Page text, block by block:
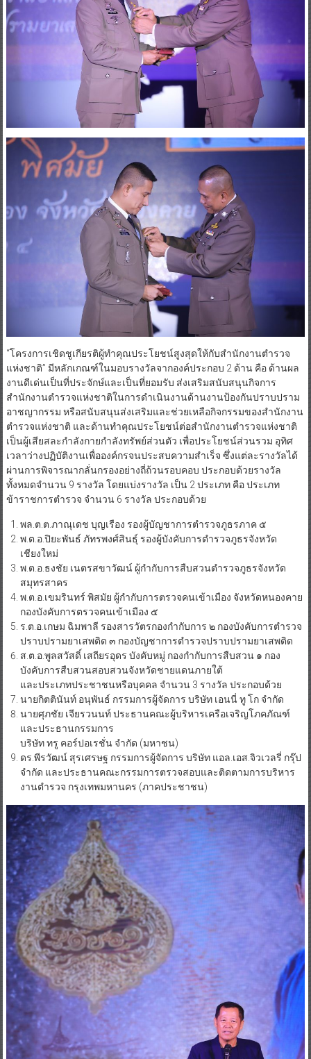
“โครงการเชิดชูเกียรติผู้ทำคุณประโยชน์สูงสุดให้กับสำนักงานตำรวจ
แห่งชาติ” มีหลักเกณฑ์ในมอบรางวัลจากองค์ประกอบ 2 ด้าน คือ ด้านผล
งานดีเด่นเป็นที่ประจักษ์และเป็นที่ยอมรับ ส่งเสริมสนับสนุนกิจการ
สำนักงานตำรวจแห่งชาติในการดำเนินงานด้านงานป้องกันปราบปราม
อาชญากรรม หรือสนับสนุนส่งเสริมและช่วยเหลือกิจกรรมของสำนักงาน
ตำรวจแห่งชาติ และด้านทำคุณประโยชน์ต่อสำนักงานตำรวจแห่งชาติ
เป็นผู้เสียสละกำลังกายกำลังทรัพย์ส่วนตัว เพื่อประโยชน์ส่วนรวม อุทิศ
เวลาว่างปฏิบัติงานเพื่อองค์กรจนประสบความสำเร็จ ซึ่งแต่ละรางวัลได้
ผ่านการพิจารณากลั่นกรองอย่างถี่ถ้วนรอบคอบ ประกอบด้วยรางวัล
ทั้งหมดจำนวน 9 รางวัล โดยแบ่งรางวัล เป็น 2 ประเภท คือ ประเภท
ข้าราชการตำรวจ จำนวน 6 รางวัล ประกอบด้วย
พล.ต.ต.ภาณุเดช บุญเรือง รองผู้บัญชาการตำรวจภูธรภาค ๕
พ.ต.อ.ปิยะพันธ์ ภัทรพงศ์สินธุ์ รองผู้บังคับการตำรวจภูธรจังหวัด
เชียงใหม่
พ.ต.อ.ธงชัย เนตรสขาวัฒน์ ผู้กำกับการสืบสวนตำรวจภูธรจังหวัด
สมุทรสาคร
พ.ต.อ.เขมรินทร์ พิสมัย ผู้กำกับการตรวจคนเข้าเมือง จังหวัดหนองคาย
กองบังคับการตรวจคนเข้าเมือง ๕
ร.ต.อ.เกษม ฉิมพาลี รองสารวัตรกองกำกับการ ๒ กองบังคับการตำรวจ
ปราบปรามยาเสพติด ๓ กองบัญชาการตำรวจปราบปรามยาเสพติด
ส.ต.อ.พูลสวัสดิ์ เสถียรอุดร บังคับหมู่ กองกำกับการสืบสวน ๑ กอง
บังคับการสืบสวนสอบสวนจังหวัดชายแดนภายใต้
และประเภทประชาชนหรือบุคคล จำนวน 3 รางวัล ประกอบด้วย
นายกิตตินันท์ อนุพันธ์ กรรมการผู้จัดการ บริษัท เอนนี่ ทู โก จำกัด
นายศุภชัย เจียรวนนท์ ประธานคณะผู้บริหารเครือเจริญโภคภัณฑ์
และประธานกรรมการ
บริษัท ทรู คอร์ปอเรชั่น จำกัด (มหาชน)
ดร.พีรวัฒน์ สุรเศรษฐ กรรมการผู้จัดการ บริษัท แอล.เอส.จิวเวลรี่ กรุ๊ป
จำกัด และประธานคณะกรรมการตรวจสอบและติดตามการบริหาร
งานตำรวจ กรุงเทพมหานคร (ภาคประชาชน)